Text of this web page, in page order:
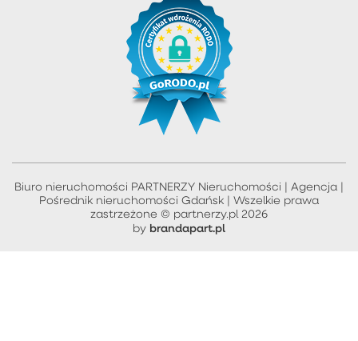
Biuro nieruchomości PARTNERZY Nieruchomości | Agencja |
Pośrednik nieruchomości Gdańsk | Wszelkie prawa
zastrzeżone © partnerzy.pl 2026
by brandapart.pl